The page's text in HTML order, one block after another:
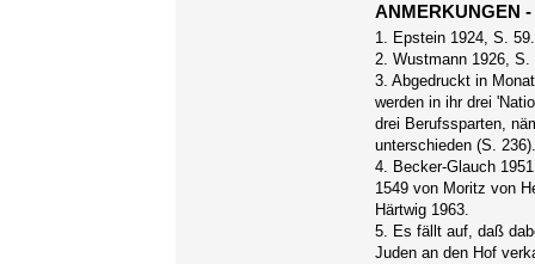
ANMERKUNGEN
1. Epstein 1924, S. 59.
2. Wustmann 1926, S.
3. Abgedruckt in
werden in ihr drei
drei Berufssparten,
unterschieden (S.
4. Becker-Glauch
1549 von Moritz von
Härtwig 1963.
5. Es fällt auf, daß
Juden an den Hof